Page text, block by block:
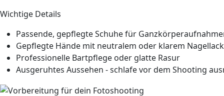
Wichtige Details
Passende, gepflegte Schuhe für
Gepflegte Hände mit neutralem oder klarem Nagellack
Professionelle Bartpflege oder glatte Rasur
Ausgeruhtes Aussehen - schlafe vor dem Shooting